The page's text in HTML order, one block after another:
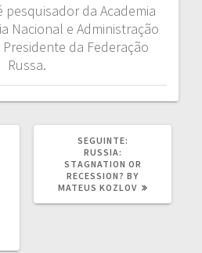
pesquisador da Academia
Nacional e Administração
da Federação
Russa.
SEGUINTE:
RUSSIA:
STAGNATION OR
RECESSION? BY
MATEUS KOZLOV